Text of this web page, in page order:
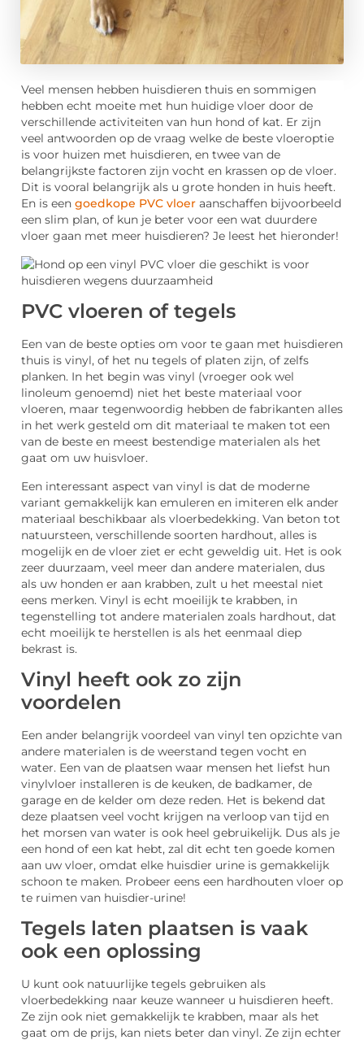
Veel mensen hebben huisdieren thuis en sommigen
hebben echt moeite met hun huidige vloer door de
verschillende activiteiten van hun hond of kat. Er zijn
veel antwoorden op de vraag welke de beste vloeroptie
is voor huizen met huisdieren, en twee van de
belangrijkste factoren zijn vocht en krassen op de vloer.
Dit is vooral belangrijk als u grote honden in huis heeft.
En is een goedkope PVC vloer aanschaffen bijvoorbeeld
een slim plan, of kun je beter voor een wat duurdere
vloer gaan met meer huisdieren? Je leest het hieronder!
PVC vloeren of tegels
Een van de beste opties om voor te gaan met huisdieren
thuis is vinyl, of het nu tegels of platen zijn, of zelfs
planken. In het begin was vinyl (vroeger ook wel
linoleum genoemd) niet het beste materiaal voor
vloeren, maar tegenwoordig hebben de fabrikanten alles
in het werk gesteld om dit materiaal te maken tot een
van de beste en meest bestendige materialen als het
gaat om uw huisvloer.
Een interessant aspect van vinyl is dat de moderne
variant gemakkelijk kan emuleren en imiteren elk ander
materiaal beschikbaar als vloerbedekking. Van beton tot
natuursteen, verschillende soorten hardhout, alles is
mogelijk en de vloer ziet er echt geweldig uit. Het is ook
zeer duurzaam, veel meer dan andere materialen, dus
als uw honden er aan krabben, zult u het meestal niet
eens merken. Vinyl is echt moeilijk te krabben, in
tegenstelling tot andere materialen zoals hardhout, dat
echt moeilijk te herstellen is als het eenmaal diep
bekrast is.
Vinyl heeft ook zo zijn
voordelen
Een ander belangrijk voordeel van vinyl ten opzichte van
andere materialen is de weerstand tegen vocht en
water. Een van de plaatsen waar mensen het liefst hun
vinylvloer installeren is de keuken, de badkamer, de
garage en de kelder om deze reden. Het is bekend dat
deze plaatsen veel vocht krijgen na verloop van tijd en
het morsen van water is ook heel gebruikelijk. Dus als je
een hond of een kat hebt, zal dit echt ten goede komen
aan uw vloer, omdat elke huisdier urine is gemakkelijk
schoon te maken. Probeer eens een hardhouten vloer op
te ruimen van huisdier-urine!
Tegels laten plaatsen is vaak
ook een oplossing
U kunt ook natuurlijke tegels gebruiken als
vloerbedekking naar keuze wanneer u huisdieren heeft.
Ze zijn ook niet gemakkelijk te krabben, maar als het
gaat om de prijs, kan niets beter dan vinyl. Ze zijn echter